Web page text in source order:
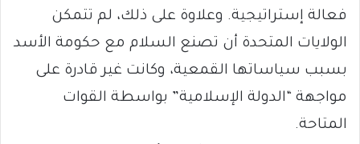
فعالة إستراتيجية. وعلاوة على ذلك، لم تتمكن
الولايات المتحدة أن تصنع السلام مع حكومة الأسد
بسبب سياساتها القمعية، وكانت غير قادرة على
مواجهة “الدولة الإسلامية” بواسطة القوات
المتاحة.